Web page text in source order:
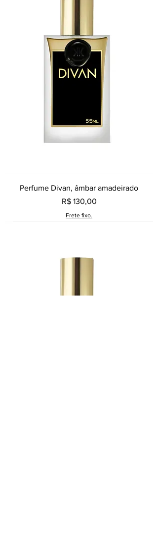
Perfume Divan, âmbar amadeirado
Preço
R$ 130,00
Frete fixo.